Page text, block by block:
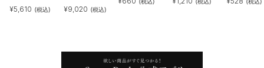
¥5,610 (税込) ¥9,020 (税込)